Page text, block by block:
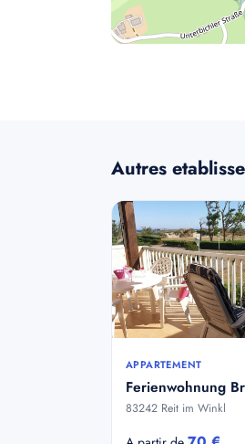
Autres
APPARTEMENT
Ferienwohnung
83242 Reit im Winkl